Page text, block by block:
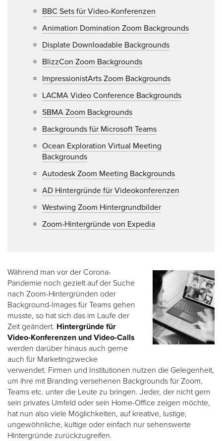
BBC Sets für Video-Konferenzen
Animation Domination Zoom Backgrounds
Displate Downloadable Backgrounds
BlizzCon Zoom Backgrounds
ImpressionistArts Zoom Backgrounds
LACMA Video Conference Backgrounds
SBMA Zoom Backgrounds
Backgrounds für Microsoft Teams
Ocean Exploration Virtual Meeting
Backgrounds
Autodesk Zoom Meeting Backgrounds
AD Hintergründe für Videokonferenzen
Westwing Zoom Hintergrundbilder
Zoom-Hintergründe von Expedia
Während man vor der Corona-
Pandemie noch gezielt auf der Suche
nach Zoom-Hintergründen oder
Background-Images für Teams gehen
musste, so hat sich das im Laufe der
Zeit geändert. Hintergründe für
Video-Konferenzen und Video-Calls
werden darüber hinaus auch gerne
auch für Marketingzwecke
verwendet. Firmen und Institutionen nutzen die Gelegenheit,
um ihre mit Branding versehenen Backgrounds für Zoom,
Teams etc. unter die Leute zu bringen. Jeder, der nicht gern
sein privates Umfeld oder sein Home-Office zeigen möchte,
hat nun also viele Möglichkeiten, auf kreative, lustige,
ungewöhnliche, kultige oder einfach nur sehenswerte
Hintergründe zurückzugreifen.